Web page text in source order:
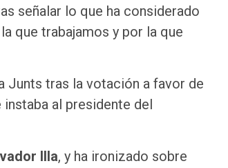
señalar lo que ha considerado
que trabajamos y por la que
Junts tras la votación a favor de
al presidente del
Illa, y ha ironizado sobre